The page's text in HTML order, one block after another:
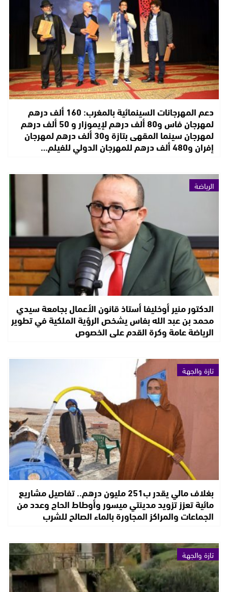
دعم المهرجانات السينمائية بالمغرب: 160 ألف درهم
لمهرجان فاس و80 ألف درهم لإيموزار و 50 ألف درهم
لمهرجان سينما المقهى بتازة و30 ألف درهم لمهرجان
إفران و480 ألف درهم للمهرجان الدولي للفيلم…
الرياضة
الدكتور منير أوخليفا أستاذ قانون الأعمال بجامعة سيدي
محمد بن عبد الله بفاس يشخص الرؤية الملكية في تطوير
الرياضة عامة وكرة القدم على الخصوص
تازة والجهة
بغلاف مالي يقدر ب251 مليون درهم.. تفاصيل مشاريع
مائية تعزز تزويد مدينتي ميسور وأوطاط الحاج وعدد من
الجماعات والمراكز المجاورة بالماء الصالح للشرب
تازة والجهة